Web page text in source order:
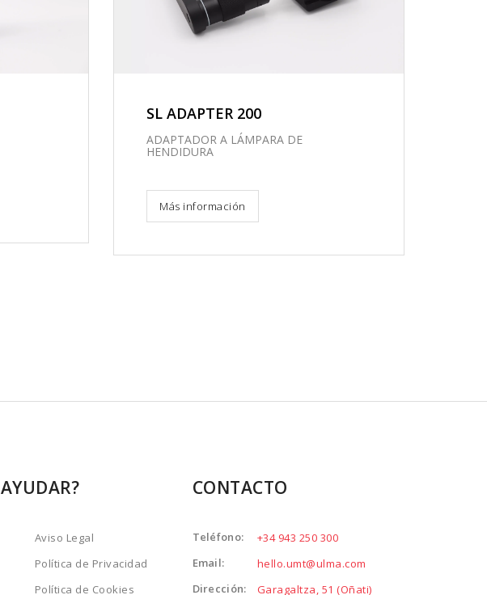
SL ADAPTER 200
ADAPTADOR A LÁMPARA DE
HENDIDURA
Más información
Aviso Legal
Política de Privacidad
Política de Cookies
CONTACTO
Teléfono:
+34 943 250 300
Email:
hello.umt@ulma.com
Dirección:
Garagaltza, 51 (Oñati)